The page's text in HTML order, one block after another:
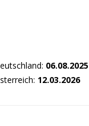
06.08.2025
12.03.2026